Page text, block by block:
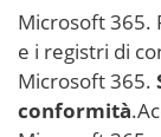
Microsoft 365.
e i registri di
Microsoft 365.
conformità